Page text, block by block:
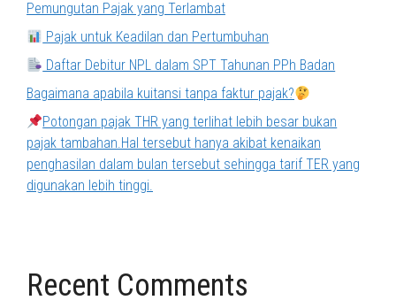
Pemungutan Pajak yang Terlambat
Pajak untuk Keadilan dan Pertumbuhan
Daftar Debitur NPL dalam SPT Tahunan PPh Badan
Bagaimana apabila kuitansi tanpa faktur pajak?
Potongan pajak THR yang terlihat lebih besar bukan
pajak tambahan.Hal tersebut hanya akibat kenaikan
penghasilan dalam bulan tersebut sehingga tarif TER yang
digunakan lebih tinggi.
Recent Comments